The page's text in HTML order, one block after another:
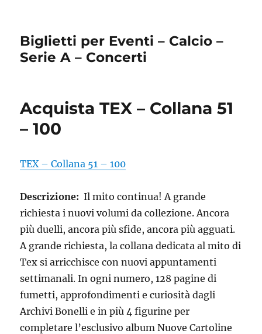
Biglietti per Eventi – Calcio –
Serie A – Concerti
Acquista TEX – Collana 51
– 100
TEX – Collana 51 – 100
Descrizione:Il mito continua! A grande
richiesta i nuovi volumi da collezione. Ancora
più duelli, ancora più sfide, ancora più agguati.
A grande richiesta, la collana dedicata al mito di
Tex si arricchisce con nuovi appuntamenti
settimanali. In ogni numero, 128 pagine di
fumetti, approfondimenti e curiosità dagli
Archivi Bonelli e in più 4 figurine per
completare l’esclusivo album Nuove Cartoline